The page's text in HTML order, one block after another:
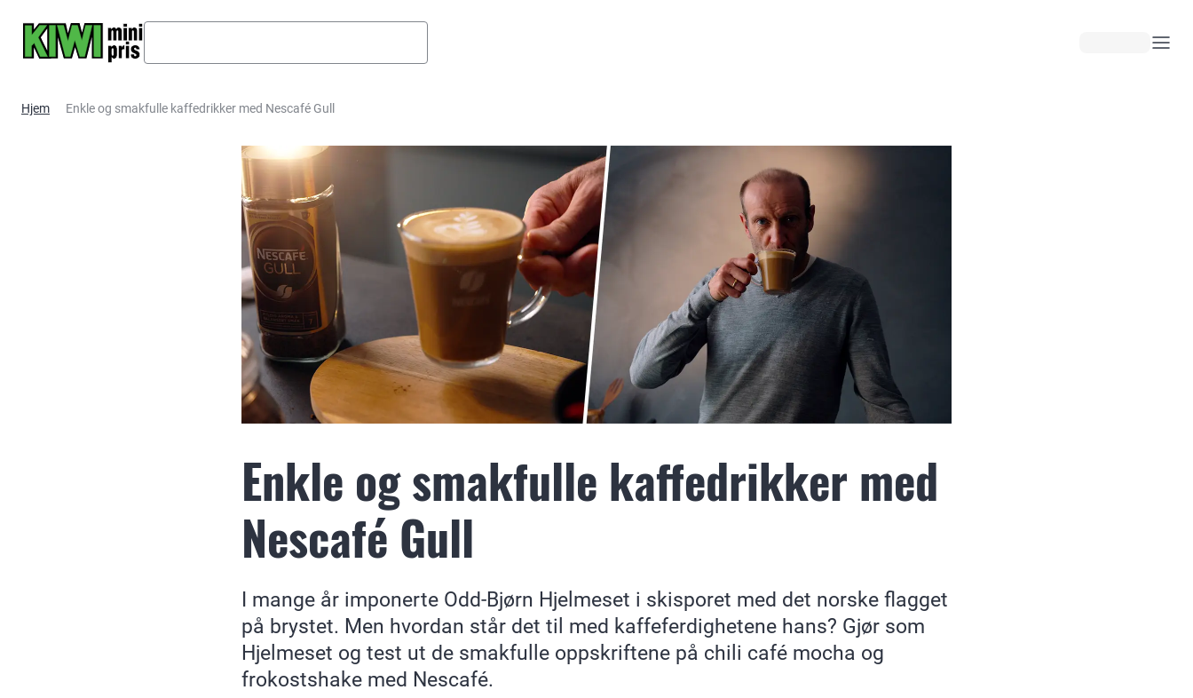
Hjem Enkle og smakfulle kaffedrikker med Nescafé Gull
Enkle og smakfulle kaffedrikker med
Nescafé Gull
I mange år imponerte Odd-Bjørn Hjelmeset i skisporet med det norske flagget
på brystet. Men hvordan står det til med kaffeferdighetene hans? Gjør som
Hjelmeset og test ut de smakfulle oppskriftene på chili café mocha og
frokostshake med Nescafé.